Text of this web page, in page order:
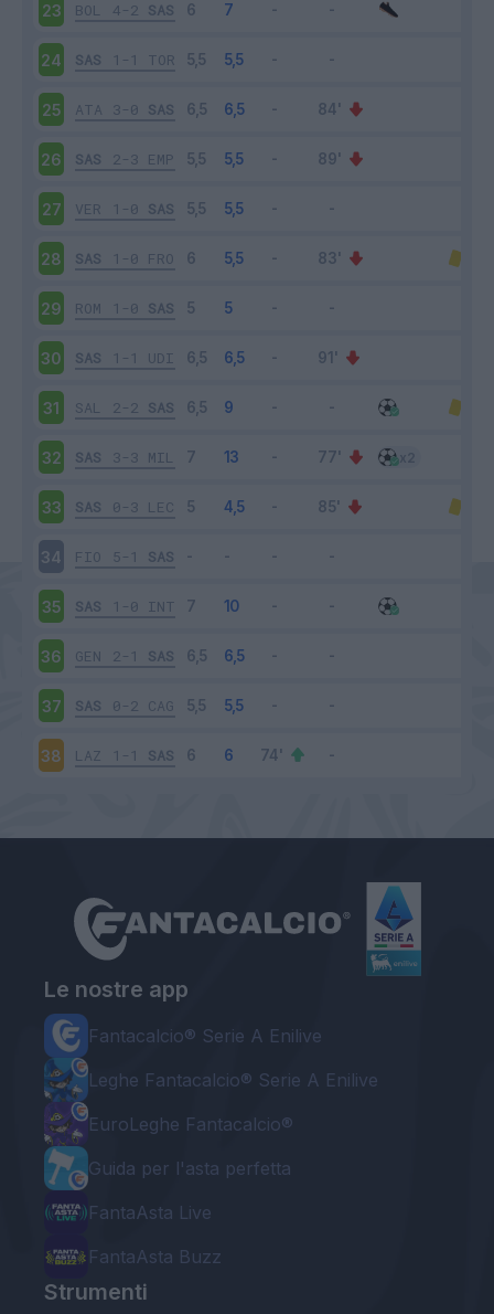
23 BOL 4-2 SAS
24 SAS 1-1 TOR
25 ATA 3-0 SAS
26 SAS 2-3 EMP
27 VER 1-0 SAS
28 SAS 1-0 FRO
29 ROM 1-0 SAS
30 SAS 1-1 UDI
31 SAL 2-2 SAS
32 SAS 3-3 MIL
33 SAS 0-3 LEC
34 FIO 5-1 SAS
35 SAS 1-0 INT
36 GEN 2-1 SAS
37 SAS 0-2 CAG
38 LAZ 1-1 SAS
Le nostre app
Fantacalcio® Serie A Enilive
Leghe Fantacalcio® Serie A Enilive
EuroLeghe Fantacalcio®
Guida per l'asta perfetta
FantaAsta Live
FantaAsta Buzz
Strumenti